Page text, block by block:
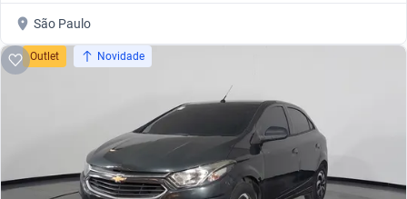
São Paulo
Outlet Novidade